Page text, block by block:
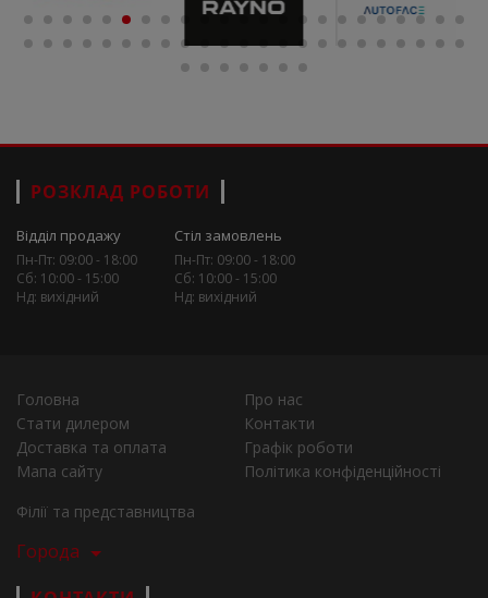
РОЗКЛАД РОБОТИ
Відділ продажу
Пн-Пт: 09:00 - 18:00
Сб: 10:00 - 15:00
Нд: вихідний
Стіл замовлень
Пн-Пт: 09:00 - 18:00
Сб: 10:00 - 15:00
Нд: вихідний
Головна
Про нас
Стати дилером
Контакти
Доставка та оплата
Графік роботи
Мапа сайту
Політика конфіденційності
Філії та представництва
Города